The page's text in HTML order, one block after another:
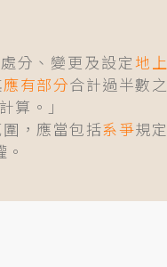
分、變更及設定地上
應有部分合計過半數之
算。」
，應當包括系爭規定